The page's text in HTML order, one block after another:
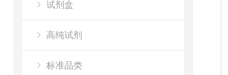
试剂盒
高纯试剂
标准品类